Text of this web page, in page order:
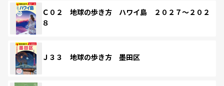
Ｃ０２ 地球の歩き方 ハワイ島 ２０２７～２０２
８
Ｊ３３ 地球の歩き方 墨田区